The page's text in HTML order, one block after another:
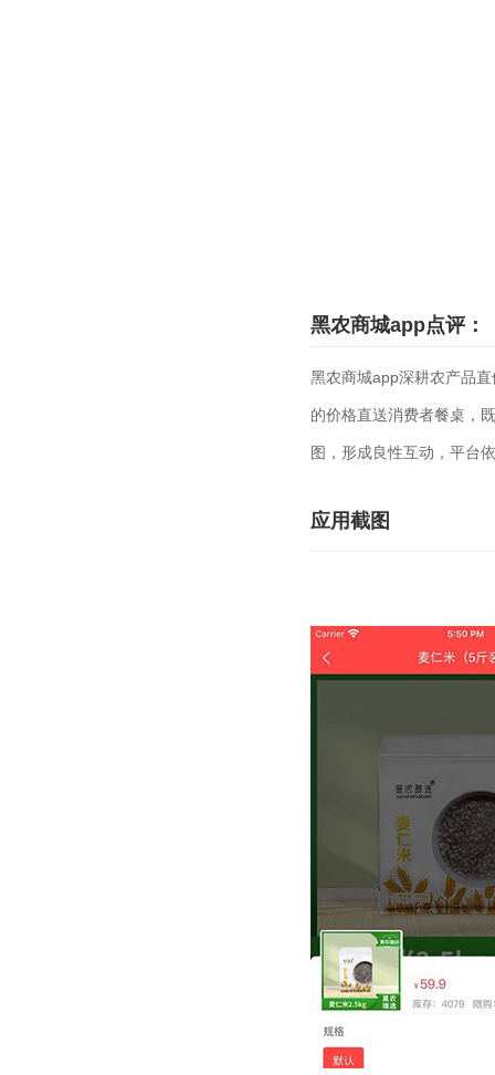
黑农商城app点评：
黑农商城app深耕农产品
的价格直送消费者餐桌，
图，形成良性互动，平台
应用截图